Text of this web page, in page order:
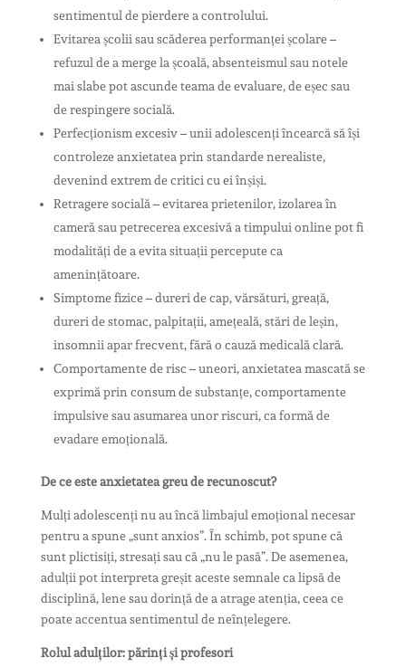
sentimentul de pierdere a controlului.
Evitarea școlii sau scăderea performanței școlare –
refuzul de a merge la școală, absenteismul sau notele
mai slabe pot ascunde teama de evaluare, de eșec sau
de respingere socială.
Perfecționism excesiv – unii adolescenți încearcă să își
controleze anxietatea prin standarde nerealiste,
devenind extrem de critici cu ei înșiși.
Retragere socială – evitarea prietenilor, izolarea în
cameră sau petrecerea excesivă a timpului online pot fi
modalități de a evita situații percepute ca
amenințătoare.
Simptome fizice – dureri de cap, vărsături, greață,
dureri de stomac, palpitații, amețeală, stări de leșin,
insomnii apar frecvent, fără o cauză medicală clară.
Comportamente de risc – uneori, anxietatea mascată se
exprimă prin consum de substanțe, comportamente
impulsive sau asumarea unor riscuri, ca formă de
evadare emoțională.
De ce este anxietatea greu de recunoscut?
Mulți adolescenți nu au încă limbajul emoțional necesar
pentru a spune „sunt anxios”. În schimb, pot spune că
sunt plictisiți, stresați sau că „nu le pasă”. De asemenea,
adulții pot interpreta greșit aceste semnale ca lipsă de
disciplină, lene sau dorință de a atrage atenția, ceea ce
poate accentua sentimentul de neînțelegere.
Rolul adulților: părinți și profesori